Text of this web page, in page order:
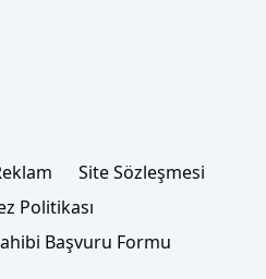
Site Sözleşmesi
Politikası
Başvuru Formu